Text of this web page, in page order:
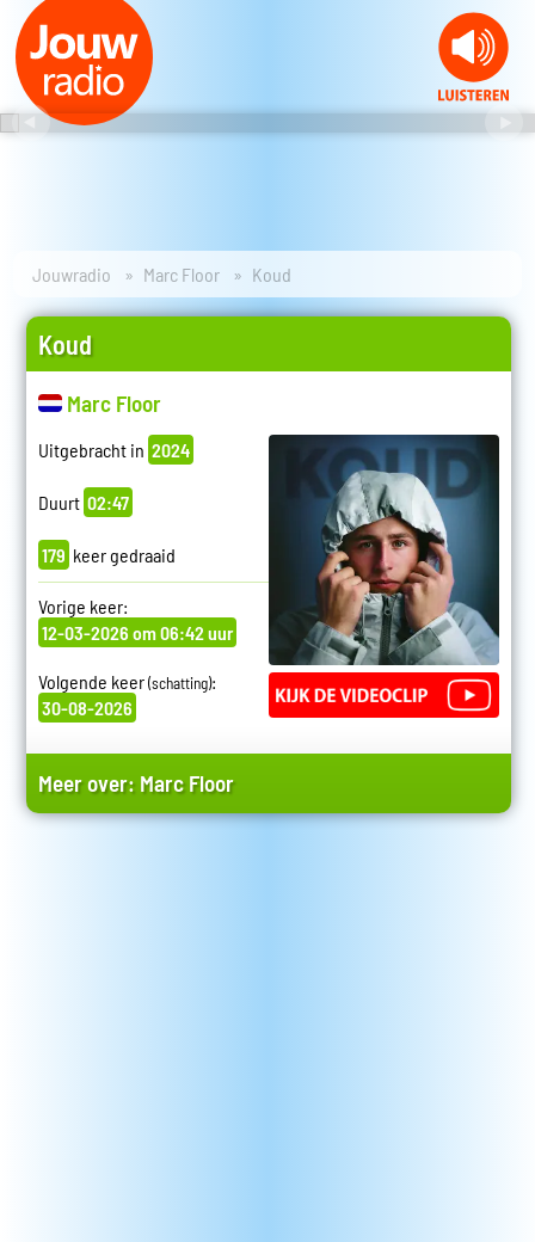
Jouwradio Marc Floor Koud
Koud
Marc Floor
Uitgebracht in 2024
Duurt 02:47
179 keer gedraaid
Vorige keer:
12-03-2026 om 06:42 uur
Volgende keer(schatting):
30-08-2026
Meer over: Marc Floor